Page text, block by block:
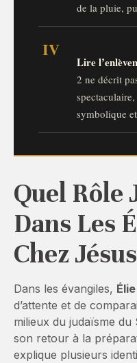
de la pluie,
IV
Lire
2 ne décrit
symbolique
Quel Rôle
Dans Les
Chez
Dans les évangiles, Élie
d’attente et de
milieux du judaïsme du
son retour à la
explique plusieurs